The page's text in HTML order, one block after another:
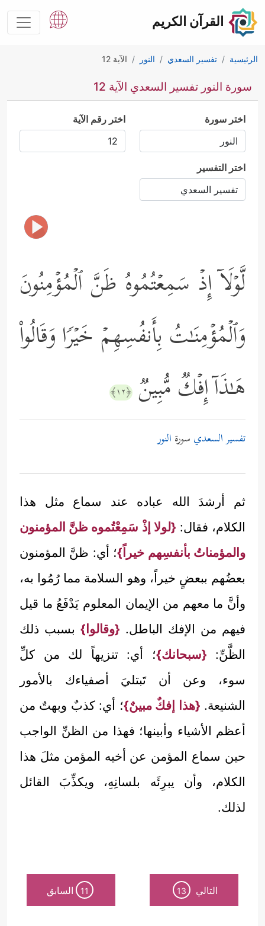
القرآن الكريم
الرئيسية تفسير السعدي النور الآية 12
سورة النور تفسير السعدي الآية 12
اختر سورة اختر رقم الآية
اختر التفسير
لَّوۡلَاۤ إِذۡ سَمِعۡتُمُوهُ ظَنَّ ٱلۡمُؤۡمِنُونَ
وَٱلۡمُؤۡمِنَـٰتُ بِأَنفُسِهِمۡ خَیۡرࣰا وَقَالُواْ
هَـٰذَاۤ إِفۡكࣱ مُّبِینࣱ ﴿١٢﴾
تفسير السعدي سورة النور
ثم أرشدَ الله عباده عند سماع مثل هذا
الكلام، فقال: {لولا إذْ سَمِعْتُموه ظنَّ المؤمنون
والمؤمناتُ بأنفسِهم خيراً}؛ أي: ظنَّ المؤمنون
بعضُهم ببعضٍ خيراً، وهو السلامة مما رُمُوا به،
وأنَّ ما معهم من الإيمان المعلوم يَدْفَعُ ما قيل
فيهم من الإفك الباطل. {وقالوا} بسبب ذلك
الظَّنِّ: {سبحانك}؛ أي: تنزيهاً لك من كلِّ
سوء، وعن أن تَبتليَ أصفياءك بالأمور
الشنيعة. {هذا إفكٌ مبينٌ}؛ أي: كذبٌ وبهتٌ من
أعظم الأشياء وأبينها؛ فهذا من الظنِّ الواجب
حين سماع المؤمن عن أخيه المؤمن مثلَ هذا
الكلام، وأن يبرِئَه بلسانِهِ، ويكذِّبَ القائل
لذلك.
التالي 13
11 السابق